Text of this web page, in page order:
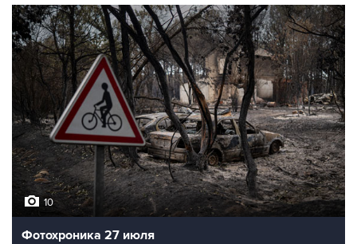
10
Фотохроника 27 июля